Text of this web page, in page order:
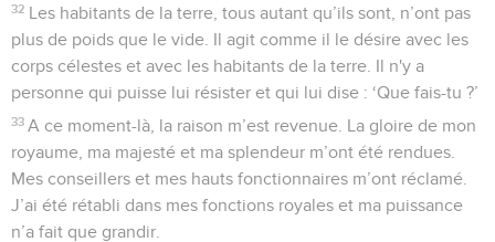
32 Les habitants de la terre, tous autant qu’ils sont, n’ont pas
plus de poids que le vide. Il agit comme il le désire avec les
corps célestes et avec les habitants de la terre. Il n'y a
personne qui puisse lui résister et qui lui dise : ‘Que fais-tu ?’
33 A ce moment-là, la raison m’est revenue. La gloire de mon
royaume, ma majesté et ma splendeur m’ont été rendues.
Mes conseillers et mes hauts fonctionnaires m’ont réclamé.
J’ai été rétabli dans mes fonctions royales et ma puissance
n’a fait que grandir.